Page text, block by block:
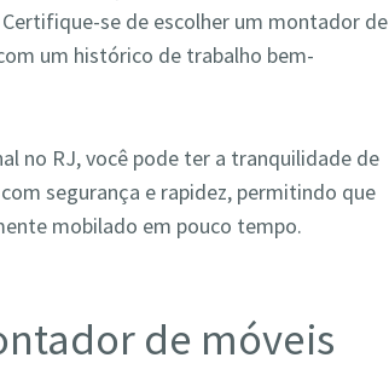
se de escolher um montador de
um histórico de trabalho bem-
no RJ, você pode ter a tranquilidade de
segurança e rapidez, permitindo que
mobilado em pouco tempo.
de móveis